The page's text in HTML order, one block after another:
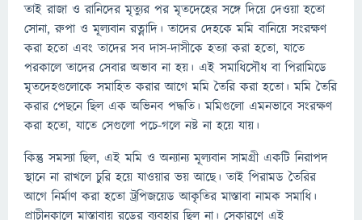
তাই রাজা ও রানিদের মৃত্যুর পর মৃতদেহের সঙ্গে দিয়ে দেওয়া হতো
সোনা, রুপা ও মূল্যবান রত্নাদি। তাদের দেহকে মমি বানিয়ে সংরক্ষণ
করা হতো এবং তাদের সব দাস-দাসীকে হত্যা করা হতো, যাতে
পরকালে তাদের সেবার অভাব না হয়। এই সমাধিসৌধ বা পিরামিডে
মৃতদেহগুলোকে সমাহিত করার আগে মমি তৈরি করা হতো। মমি তৈরি
করার পেছনে ছিল এক অভিনব পদ্ধতি। মমিগুলো এমনভাবে সংরক্ষণ
করা হতো, যাতে সেগুলো পচে-গলে নষ্ট না হয়ে যায়।
কিন্তু সমস্যা ছিল, এই মমি ও অন্যান্য মূল্যবান সামগ্রী একটি নিরাপদ
স্থানে না রাখলে চুরি হয়ে যাওয়ার ভয় আছে। তাই পিরামড তৈরির
আগে নির্মাণ করা হতো ট্রপিজয়েড আকৃতির মাস্তাবা নামক সমাধি।
প্রাচীনকালে মাস্তাবায় রডের ব্যবহার ছিল না। সেকারণে এই